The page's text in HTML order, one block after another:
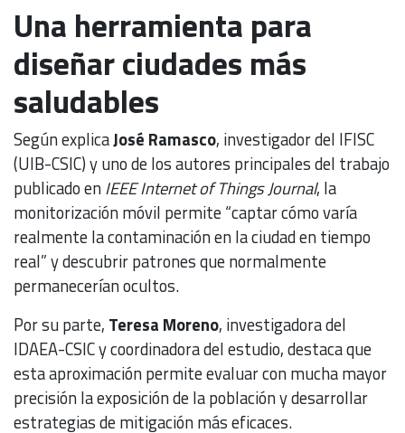
Una herramienta para
diseñar ciudades más
saludables
Según explicaJosé Ramasco, investigador del IFISC
(UIB-CSIC) y uno de los autores principales del trabajo
publicado enIEEE Internet of Things Journal, la
monitorización móvil permite “captar cómo varía
realmente la contaminación en la ciudad en tiempo
real” y descubrir patrones que normalmente
permanecerían ocultos.
Por su parte, Teresa Moreno, investigadora del
IDAEA-CSIC y coordinadora del estudio, destaca que
esta aproximación permite evaluar con mucha mayor
precisión la exposición de la población y desarrollar
estrategias de mitigación más eficaces.